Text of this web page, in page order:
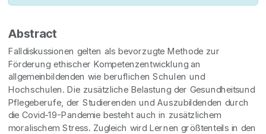
Abstract
Falldiskussionen gelten als bevorzugte Methode zur
Förderung ethischer Kompetenzentwicklung an
allgemeinbildenden wie beruflichen Schulen und
Hochschulen. Die zusätzliche Belastung der Gesundheitsund
Pflegeberufe, der Studierenden und Auszubildenden durch
die Covid-19-Pandemie besteht auch in zusätzlichem
moralischem Stress. Zugleich wird Lernen größtenteils in den